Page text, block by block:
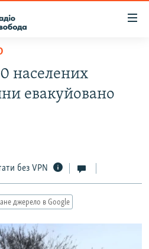
населених
евакуйовано
без VPN
джерело в Google